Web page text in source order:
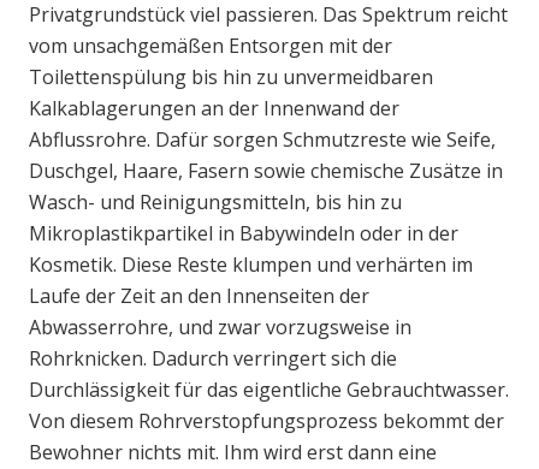
Privatgrundstück viel passieren. Das Spektrum reicht
vom unsachgemäßen Entsorgen mit der
Toilettenspülung bis hin zu unvermeidbaren
Kalkablagerungen an der Innenwand der
Abflussrohre. Dafür sorgen Schmutzreste wie Seife,
Duschgel, Haare, Fasern sowie chemische Zusätze in
Wasch- und Reinigungsmitteln, bis hin zu
Mikroplastikpartikel in Babywindeln oder in der
Kosmetik. Diese Reste klumpen und verhärten im
Laufe der Zeit an den Innenseiten der
Abwasserrohre, und zwar vorzugsweise in
Rohrknicken. Dadurch verringert sich die
Durchlässigkeit für das eigentliche Gebrauchtwasser.
Von diesem Rohrverstopfungsprozess bekommt der
Bewohner nichts mit. Ihm wird erst dann eine